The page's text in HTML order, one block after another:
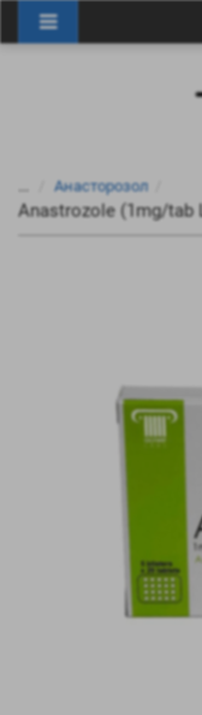
Анасторозол
Anastrozole (1mg/tab